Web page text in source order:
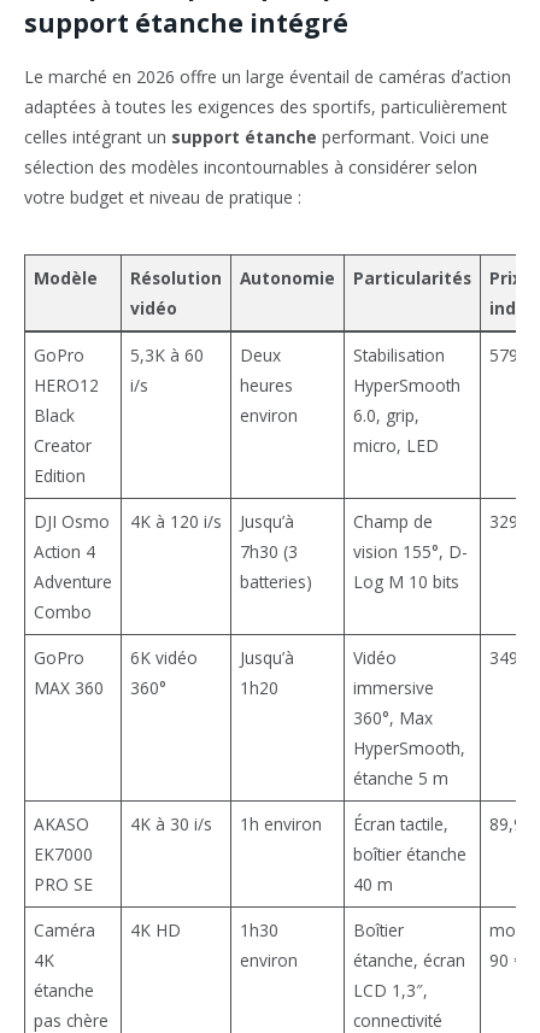
support étanche intégré
Le marché en 2026 offre un large éventail de caméras d’action
adaptées à toutes les exigences des sportifs, particulièrement
celles intégrant un support étanche performant. Voici une
sélection des modèles incontournables à considérer selon
votre budget et niveau de pratique :
Modèle
Résolution
vidéo
Autonomie Particularités
Prix
GoPro
HERO12
Black
Creator
Edition
5,3K à 60
i/s
Deux
heures
environ
Stabilisation
HyperSmooth
6.0, grip,
micro, LED
DJI Osmo
Action 4
Adventure
Combo
4K à 120 i/s
Jusqu’à
7h30 (3
batteries)
Champ de
vision 155°, D-
Log M 10 bits
329 €
GoPro
MAX 360
6K vidéo
360°
Jusqu’à
1h20
Vidéo
immersive
360°, Max
HyperSmooth,
étanche 5 m
AKASO
EK7000
PRO SE
4K à 30 i/s 1h environ
Écran tactile,
boîtier étanche
40 m
89,99
Caméra
4K
étanche
pas chère
4K HD
1h30
environ
Boîtier
étanche, écran
LCD 1,3″,
connectivité
90 €